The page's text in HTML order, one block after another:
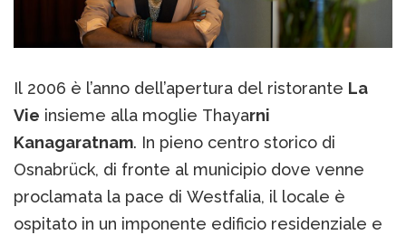
Il 2006 è l’anno dell’apertura del ristorante La
Vie insieme alla moglie Thayarni
Kanagaratnam. In pieno centro storico di
Osnabrück, di fronte al municipio dove venne
proclamata la pace di Westfalia, il locale è
ospitato in un imponente edificio residenziale e